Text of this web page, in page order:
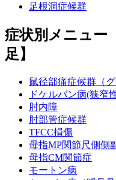
足根洞症候群
症状別メニュー
足】
鼠径部痛症候群（
ドケルバン病(狭窄
肘内障
肘部管症候群
TFCC損傷
母指MP関節尺側側
母指CM関節症
モートン病